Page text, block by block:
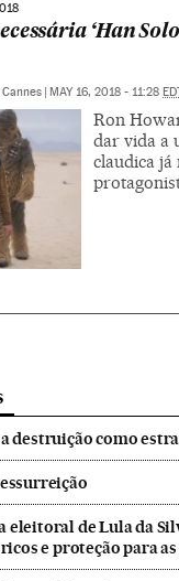
‘Han
Cannes MAY 16, 2018 - 11:28
Ron
dar vida a
claudica já
destruição como
eleitoral de Lula da
e proteção para